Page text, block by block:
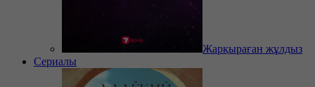
Жарқыраған жұлдыз
Сериалы